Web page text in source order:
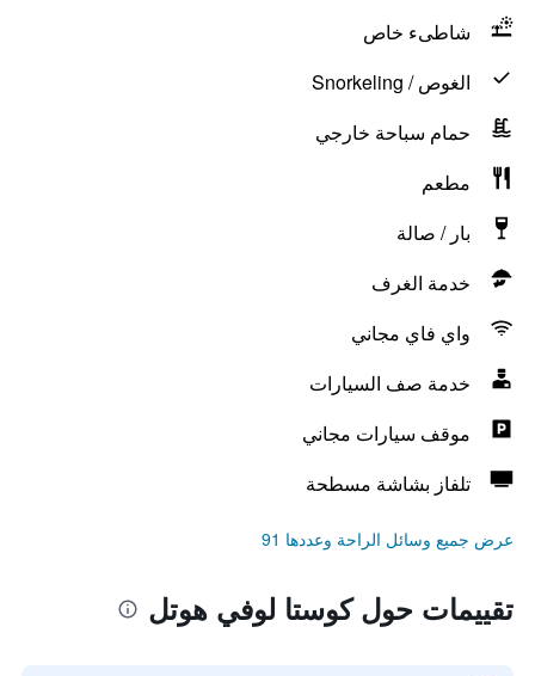
شاطىء خاص
الغوص / Snorkeling
حمام سباحة خارجي
مطعم
بار / صالة
خدمة الغرف
واي فاي مجاني
خدمة صف السيارات
موقف سيارات مجاني
تلفاز بشاشة مسطحة
عرض جميع وسائل الراحة وعددها 91
تقييمات حول كوستا لوفي هوتل